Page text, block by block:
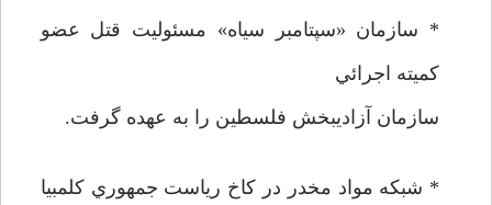
* سازمان «سپتامبر سياه» مسئوليت قتل عضو
كميته اجرائي
سازمان آزاديبخش فلسطين را به عهده گرفت.
* شبكه مواد مخدر در كاخ رياست جمهوري كلمبيا